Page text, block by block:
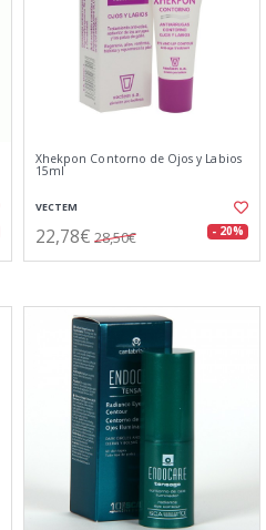
Xhekpon Contorno de Ojos y Labios
15ml
VECTEM
22,78€ 28,50€ - 20%